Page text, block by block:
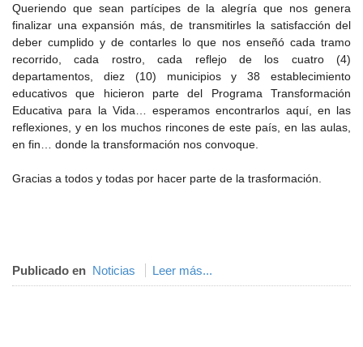
Queriendo que sean partícipes de la alegría que nos genera
finalizar una expansión más, de transmitirles la satisfacción del
deber cumplido y de contarles lo que nos enseñó cada tramo
recorrido, cada rostro, cada reflejo de los cuatro (4)
departamentos, diez (10) municipios y 38 establecimiento
educativos que hicieron parte del Programa Transformación
Educativa para la Vida… esperamos encontrarlos aquí, en las
reflexiones, y en los muchos rincones de este país, en las aulas,
en fin… donde la transformación nos convoque.
Gracias a todos y todas por hacer parte de la trasformación.
Publicado en Noticias Leer más...